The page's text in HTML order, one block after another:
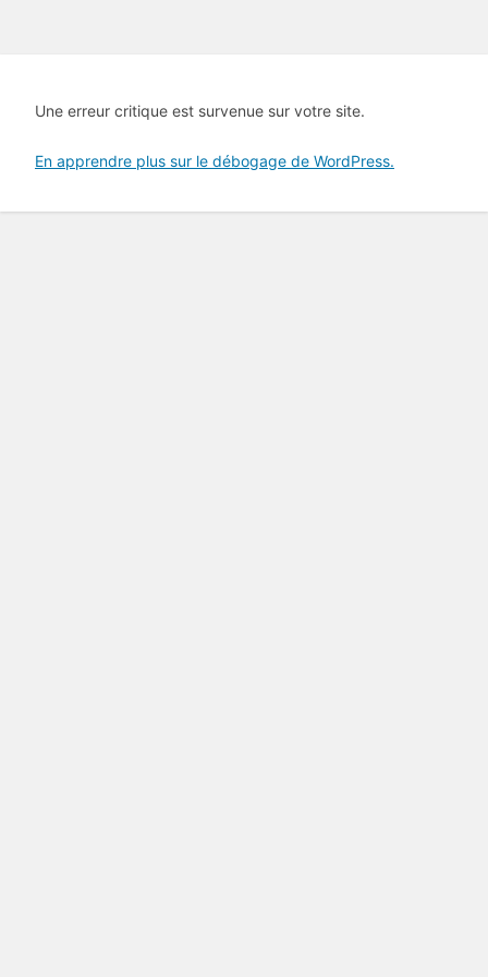
Une erreur critique est survenue sur votre site.
En apprendre plus sur le débogage de WordPress.